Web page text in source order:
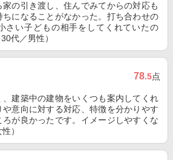
の引き渡し、住んでみてからの対応も
になることがなかった。打ち合わせの
さい子どもの相手をしてくれていたの
代／男性）
78.5点
建築中の建物をいくつも案内してくれ
意向に対する対応、特徴を分かりやす
ろが良かったです。イメージしやすくな
）